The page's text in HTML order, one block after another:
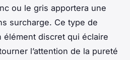
ou le gris apportera une
surcharge. Ce type de
élément discret qui éclaire
l’attention de la pureté